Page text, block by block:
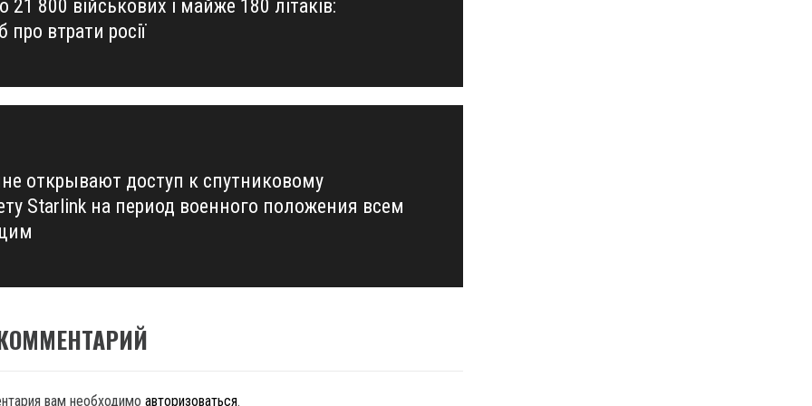
21 800 військових і майже 180 літаків:
про втрати росії
открывают доступ к спутниковому
Starlink на период военного положения всем
вам необходимо авторизоваться.